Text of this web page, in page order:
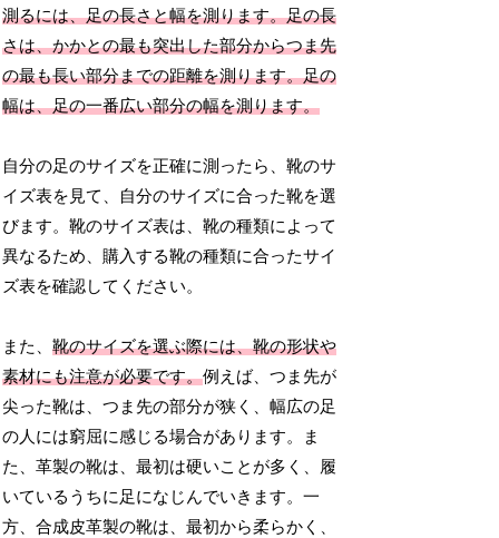
測るには、足の長さと幅を測ります。足の長
さは、かかとの最も突出した部分からつま先
の最も長い部分までの距離を測ります。足の
幅は、足の一番広い部分の幅を測ります。
自分の足のサイズを正確に測ったら、靴のサ
イズ表を見て、自分のサイズに合った靴を選
びます。靴のサイズ表は、靴の種類によって
異なるため、購入する靴の種類に合ったサイ
ズ表を確認してください。
また、靴のサイズを選ぶ際には、靴の形状や
素材にも注意が必要です。例えば、つま先が
尖った靴は、つま先の部分が狭く、幅広の足
の人には窮屈に感じる場合があります。ま
た、革製の靴は、最初は硬いことが多く、履
いているうちに足になじんでいきます。一
方、合成皮革製の靴は、最初から柔らかく、